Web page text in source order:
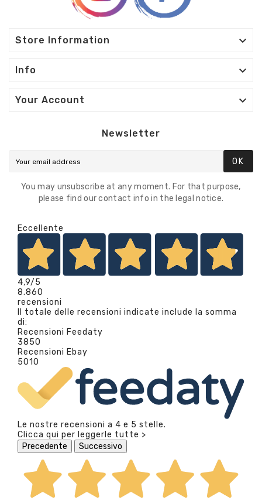
Store Information 
Info 
Your Account 
Newsletter
OK
You may unsubscribe at any moment. For that purpose,
please find our contact info in the legal notice.
Eccellente
4,9/5
8.860
recensioni
Il totale delle recensioni indicate include la somma
di:
Recensioni Feedaty
3850
Recensioni Ebay
5010
Le nostre recensioni a 4 e 5 stelle.
Clicca qui per leggerle tutte >
Precedente
Successivo